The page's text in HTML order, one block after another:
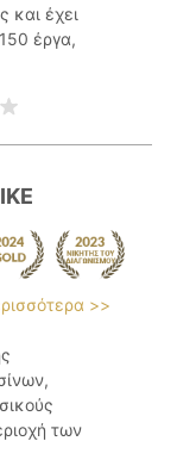
και έχει
έργα,
>>
των